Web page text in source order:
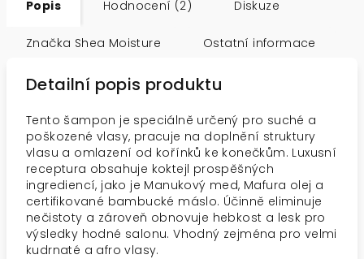
Popis Hodnocení (2) Diskuze
Značka Shea Moisture Ostatní informace
Detailní popis produktu
Tento šampon je speciálně určený pro suché a
poškozené vlasy, pracuje na doplnění struktury
vlasu a omlazení od kořínků ke konečkům. Luxusní
receptura obsahuje koktejl prospěšných
ingrediencí, jako je Manukový med, Mafura olej a
certifikované bambucké máslo. Účinně eliminuje
nečistoty a zároveň obnovuje hebkost a lesk pro
výsledky hodné salonu. Vhodný zejména pro velmi
kudrnaté a afro vlasy.